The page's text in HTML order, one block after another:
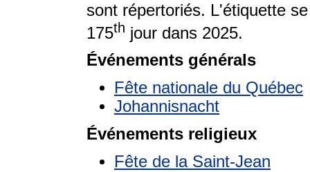
sont répertoriés. L'étiquette
175th jour dans 2025.
Événements générals
Fête nationale du Québec
Johannisnacht
Événements religieux
Fête de la Saint-Jean